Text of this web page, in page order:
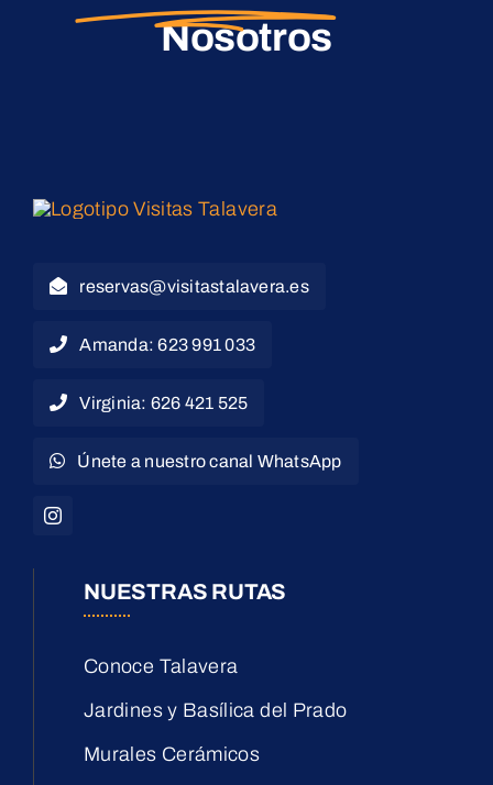
Nosotros
reservas@visitastalavera.es
Amanda: 623 991 033
Virginia: 626 421 525
Únete a nuestro canal WhatsApp
NUESTRAS RUTAS
Conoce Talavera
Jardines y Basílica del Prado
Murales Cerámicos